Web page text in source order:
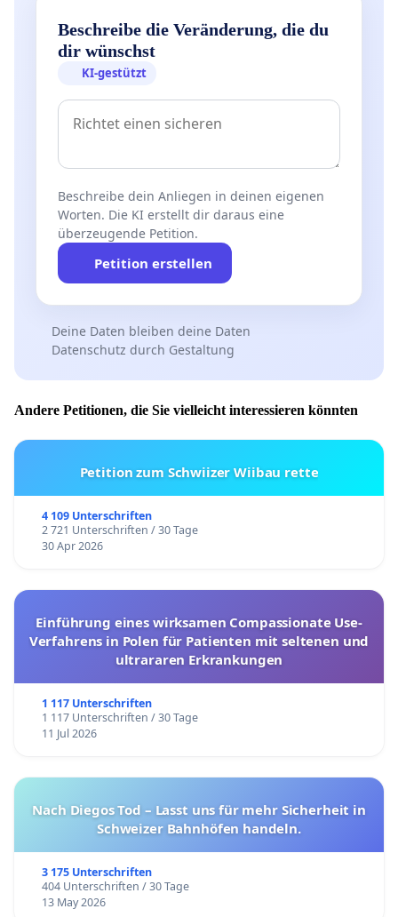
Beschreibe die Veränderung, die du
dir wünschst
KI-gestützt
Beschreibe dein Anliegen in deinen eigenen
Worten. Die KI erstellt dir daraus eine
überzeugende Petition.
Petition erstellen
Deine Daten bleiben deine Daten
Datenschutz durch Gestaltung
Andere Petitionen, die Sie vielleicht interessieren könnten
Petition zum Schwiizer Wiibau rette
4 109 Unterschriften
2 721 Unterschriften / 30 Tage
30 Apr 2026
Einführung eines wirksamen Compassionate Use-
Verfahrens in Polen für Patienten mit seltenen und
ultrararen Erkrankungen
1 117 Unterschriften
1 117 Unterschriften / 30 Tage
11 Jul 2026
Nach Diegos Tod – Lasst uns für mehr Sicherheit in
Schweizer Bahnhöfen handeln.
3 175 Unterschriften
404 Unterschriften / 30 Tage
13 May 2026